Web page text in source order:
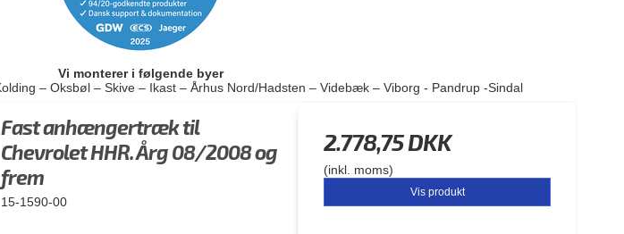
Vi monterer i følgende byer
– Oksbøl – Skive – Ikast – Århus Nord/Hadsten – Videbæk – Viborg - Pandrup -Sindal
Fast anhængertræk til
Chevrolet HHR. Årg 08/2008 og
frem
15-1590-00
2.778,75 DKK
(inkl. moms)
Vis produkt